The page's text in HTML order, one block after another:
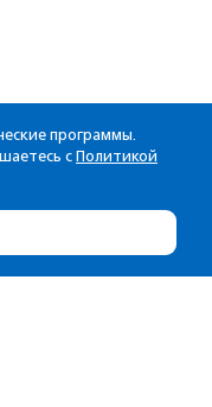
программы.
с Политикой